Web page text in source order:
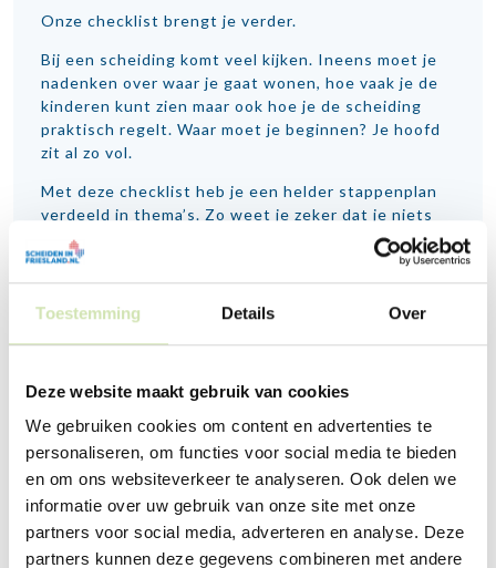
Toestemming Details Over
Deze website maakt gebruik van cookies
We gebruiken cookies om content en advertenties te
personaliseren, om functies voor social media te bieden
en om ons websiteverkeer te analyseren. Ook delen we
informatie over uw gebruik van onze site met onze
partners voor social media, adverteren en analyse. Deze
partners kunnen deze gegevens combineren met andere
Onze checklist brengt je verder.
Bij een scheiding komt veel kijken. Ineens moet je
nadenken over waar je gaat wonen, hoe vaak je de
kinderen kunt zien maar ook hoe je de scheiding
praktisch regelt. Waar moet je beginnen? Je hoofd
zit al zo vol.
Met deze checklist heb je een helder stappenplan
verdeeld in thema’s. Zo weet je zeker dat je niets
vergeet en krijg je iets meer overzicht.
Checklist scheiding regelen
❝
Er gebeurt zoveel dat je niet weet waar
je moet beginnen. Een checklist geeft
houvast in een turbulente tijd waarin er
heel veel op je afkomt.
❞